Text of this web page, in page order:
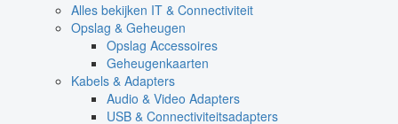
Alles bekijken IT & Connectiviteit
Opslag & Geheugen
Opslag Accessoires
Geheugenkaarten
Kabels & Adapters
Audio & Video Adapters
USB & Connectiviteitsadapters